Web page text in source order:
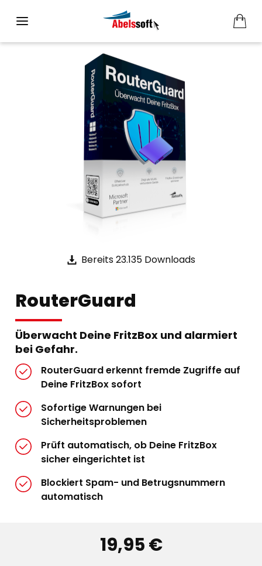
Bereits 23.135 Downloads
RouterGuard
Überwacht Deine FritzBox und alarmiert
bei Gefahr.
RouterGuard erkennt fremde Zugriffe auf
Deine FritzBox sofort
Sofortige Warnungen bei
Sicherheitsproblemen
Prüft automatisch, ob Deine FritzBox
sicher eingerichtet ist
Blockiert Spam- und Betrugsnummern
automatisch
19,95 €